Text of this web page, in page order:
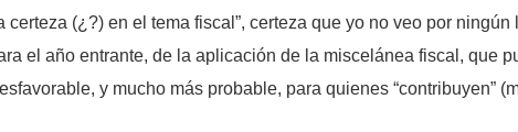
(¿?) en el tema fiscal”, certeza que yo no veo por
el año entrante, de la aplicación de la miscelánea fiscal, que
y mucho más probable, para quienes “contribuyen”